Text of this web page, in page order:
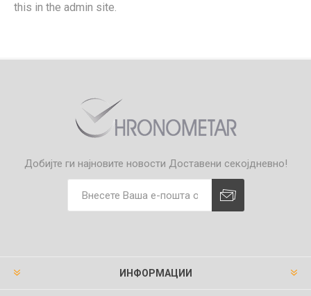
this in the admin site.
Добијте ги најновите новости Доставени секојдневно!
ИНФОРМАЦИИ